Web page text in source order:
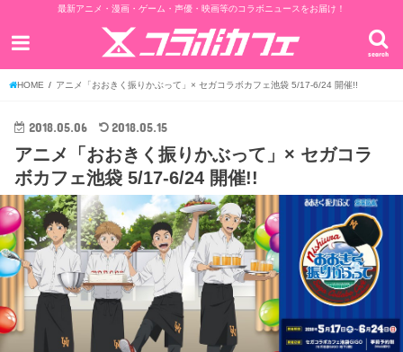
最新アニメ・漫画・ゲーム・声優・映画等のコラボニュースをお届け！
search
HOME アニメ「おおきく振りかぶって」× セガコラボカフェ池袋 5/17-6/24 開催!!
2018.05.06 2018.05.15
アニメ「おおきく振りかぶって」× セガコラ
ボカフェ池袋 5/17-6/24 開催!!